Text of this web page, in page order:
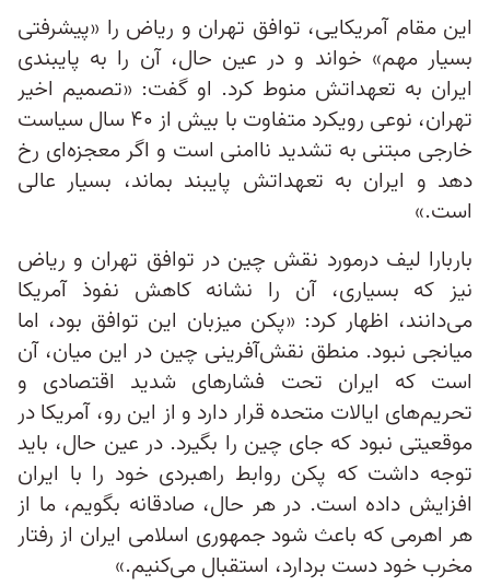
این مقام آمریکایی، توافق تهران و ریاض را «پیشرفتی
بسیار مهم» خواند و در عین حال، آن را به پایبندی
ایران به تعهداتش منوط کرد. او گفت: «تصمیم اخیر
تهران، نوعی رویکرد متفاوت با بیش از ۴۰ سال سیاست
خارجی مبتنی به تشدید ناامنی است و اگر معجزه‌ای رخ
دهد و ایران به تعهداتش پایبند بماند، بسیار عالی
است.»
باربارا لیف درمورد نقش چین در توافق تهران و ریاض
نیز که بسیاری، آن را نشانه کاهش نفوذ آمریکا
می‌دانند، اظهار کرد: «پکن میزبان این توافق بود، اما
میانجی نبود. منطق نقش‌آفرینی چین در این میان، آن
است که ایران تحت فشارهای شدید اقتصادی و
تحریم‌های ایالات متحده قرار دارد و از این رو، آمریکا در
موقعیتی نبود که جای چین را بگیرد. در عین حال، باید
توجه داشت که پکن روابط راهبردی خود را با ایران
افزایش داده است. در هر حال، صادقانه بگویم، ما از
هر اهرمی که باعث شود جمهوری اسلامی ایران از رفتار
مخرب خود دست بردارد، استقبال می‌کنیم.»